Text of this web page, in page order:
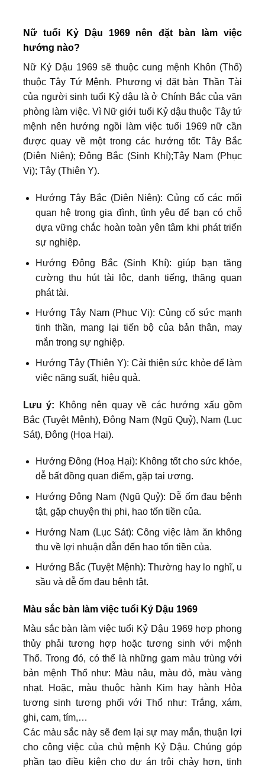
Nữ tuổi Kỷ Dậu 1969 nên đặt bàn làm việc
hướng nào?
Nữ Kỷ Dậu 1969 sẽ thuộc cung mệnh Khôn (Thổ)
thuộc Tây Tứ Mệnh. Phương vị đặt bàn Thần Tài
của người sinh tuổi Kỷ dậu là ở Chính Bắc của văn
phòng làm việc. Vì Nữ giới tuổi Kỷ dậu thuộc Tây tứ
mệnh nên hướng ngồi làm việc tuổi 1969 nữ cần
được quay về một trong các hướng tốt: Tây Bắc
(Diên Niên); Đông Bắc (Sinh Khí);Tây Nam (Phục
Vị); Tây (Thiên Y).
Hướng Tây Bắc (Diên Niên): Củng cố các mối
quan hệ trong gia đình, tình yêu để bạn có chỗ
dựa vững chắc hoàn toàn yên tâm khi phát triển
sự nghiệp.
Hướng Đông Bắc (Sinh Khí): giúp bạn tăng
cường thu hút tài lộc, danh tiếng, thăng quan
phát tài.
Hướng Tây Nam (Phục Vị): Củng cố sức mạnh
tinh thần, mang lại tiến bộ của bản thân, may
mắn trong sự nghiệp.
Hướng Tây (Thiên Y): Cải thiện sức khỏe để làm
việc năng suất, hiệu quả.
Lưu ý: Không nên quay về các hướng xấu gồm
Bắc (Tuyệt Mệnh), Đông Nam (Ngũ Quỷ), Nam (Lục
Sát), Đông (Họa Hại).
Hướng Đông (Hoạ Hại): Không tốt cho sức khỏe,
dễ bất đồng quan điểm, gặp tai ương.
Hướng Đông Nam (Ngũ Quỷ): Dễ ốm đau bệnh
tật, gặp chuyện thị phi, hao tốn tiền của.
Hướng Nam (Lục Sát): Công việc làm ăn không
thu về lợi nhuận dẫn đến hao tốn tiền của.
Hướng Bắc (Tuyệt Mệnh): Thường hay lo nghĩ, u
sầu và dễ ốm đau bệnh tật.
Màu sắc bàn làm việc tuổi Kỷ Dậu 1969
Màu sắc bàn làm việc tuổi Kỷ Dậu 1969 hợp phong
thủy phải tương hợp hoặc tương sinh với mệnh
Thổ. Trong đó, có thể là những gam màu trùng với
bản mệnh Thổ như: Màu nâu, màu đỏ, màu vàng
nhạt. Hoặc, màu thuộc hành Kim hay hành Hỏa
tương sinh tương phối với Thổ như: Trắng, xám,
ghi, cam, tím,…
Các màu sắc này sẽ đem lại sự may mắn, thuận lợi
cho công việc của chủ mệnh Kỷ Dậu. Chúng góp
phần tạo điều kiện cho dự án trôi chảy hơn, tinh